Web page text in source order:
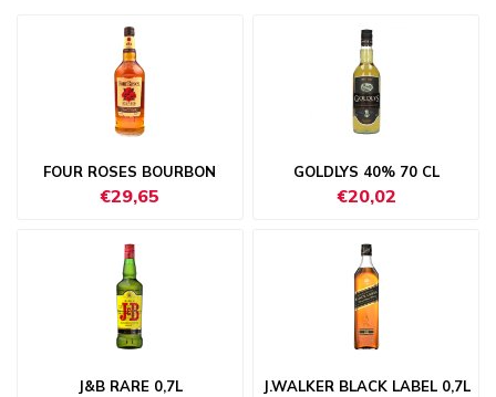
FOUR ROSES BOURBON
€29,65
GOLDLYS 40% 70 CL
€20,02
J&B RARE 0,7L J.WALKER BLACK LABEL 0,7L